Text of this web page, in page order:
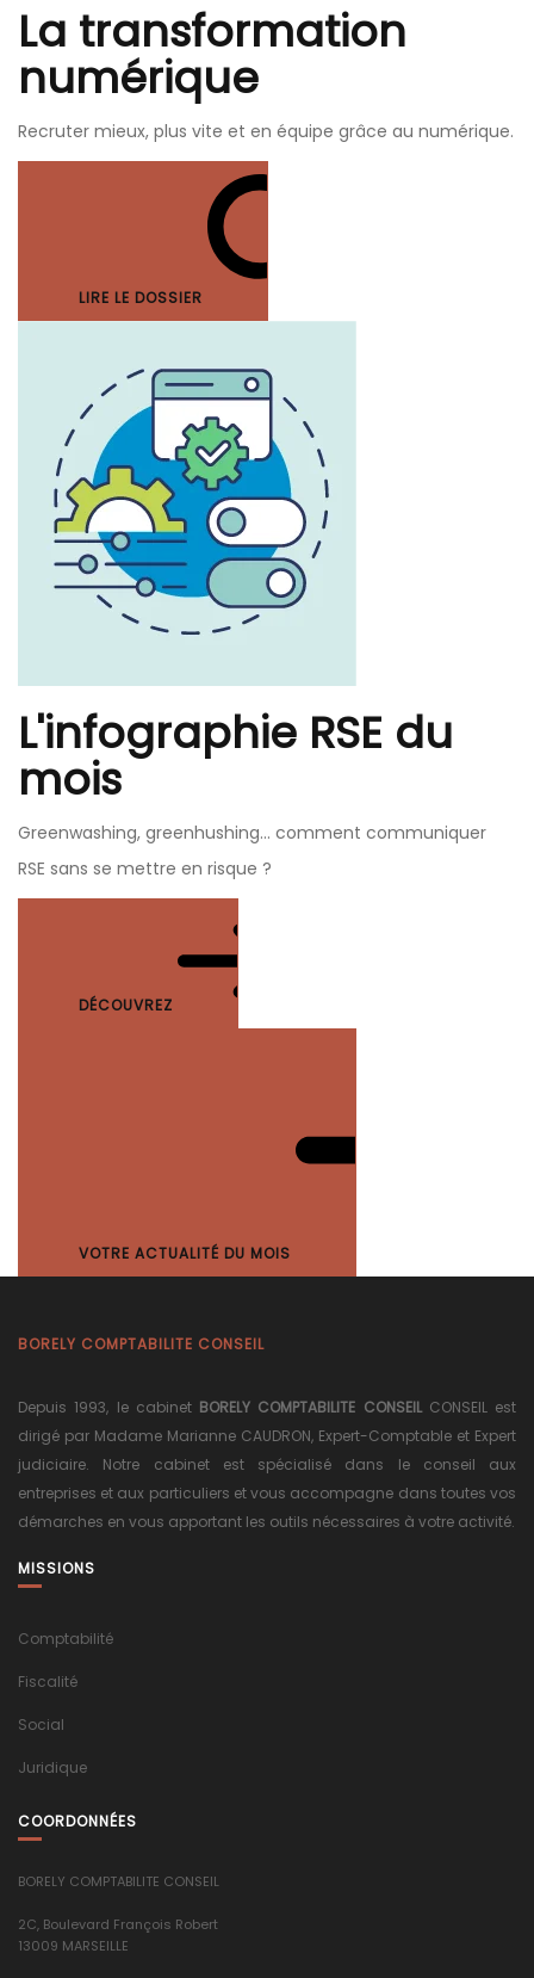
La transformation
numérique
Recruter mieux, plus vite et en équipe grâce au numérique.
LIRE LE DOSSIER
L'infographie RSE du
mois
Greenwashing, greenhushing… comment communiquer
RSE sans se mettre en risque ?
DÉCOUVREZ
VOTRE ACTUALITÉ DU MOIS
BORELY COMPTABILITE CONSEIL
Depuis 1993, le cabinet BORELY COMPTABILITE CONSEILCONSEIL est
dirigé par Madame Marianne CAUDRON, Expert-Comptable et Expert
judiciaire. Notre cabinet est spécialisé dans le conseil aux
entreprises et aux particuliers et vous accompagne dans toutes vos
démarches en vous apportant les outils nécessaires à votre activité.
MISSIONS
Comptabilité
Fiscalité
Social
Juridique
COORDONNÉES
BORELY COMPTABILITE CONSEIL
2C, Boulevard François Robert
13009 MARSEILLE